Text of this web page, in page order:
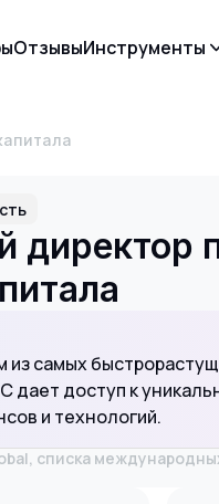
ОтзывыИнструменты
из самых
дает доступ к
и технологий.
списка